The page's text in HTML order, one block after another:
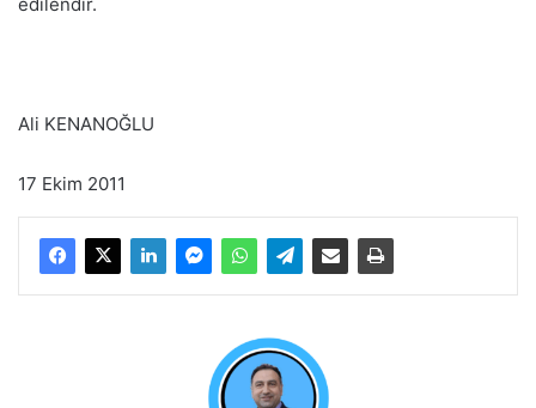
Ali KENANOĞLU
17 Ekim 2011